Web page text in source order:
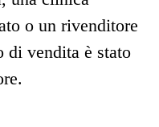
o un rivenditore
di vendita è stato